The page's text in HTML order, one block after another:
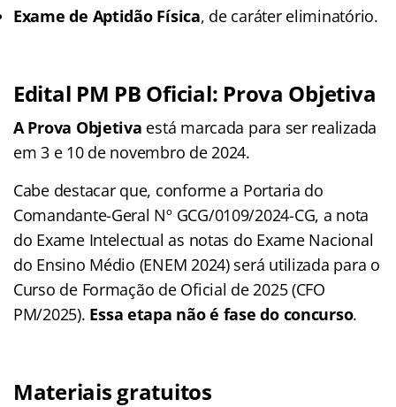
Exame de Aptidão Física, de caráter eliminatório.
Edital PM PB Oficial: Prova Objetiva
A Prova Objetiva está marcada para ser realizada
em 3 e 10 de novembro de 2024.
Cabe destacar que, conforme a Portaria do
Comandante-Geral Nº GCG/0109/2024-CG, a nota
do Exame Intelectual as notas do Exame Nacional
do Ensino Médio (ENEM 2024) será utilizada para o
Curso de Formação de Oficial de 2025 (CFO
PM/2025). Essa etapa não é fase do concurso.
Materiais gratuitos